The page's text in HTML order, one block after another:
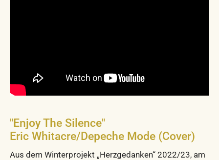
"Enjoy The Silence"
Eric Whitacre/Depeche Mode (Cover)
Aus dem Winterprojekt „Herzgedanken“ 2022/23, am